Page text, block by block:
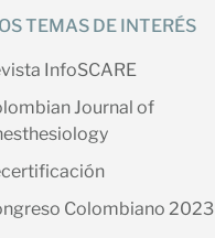
TEMAS DE INTERÉS
InfoSCARE
Journal of
Colombiano 2023